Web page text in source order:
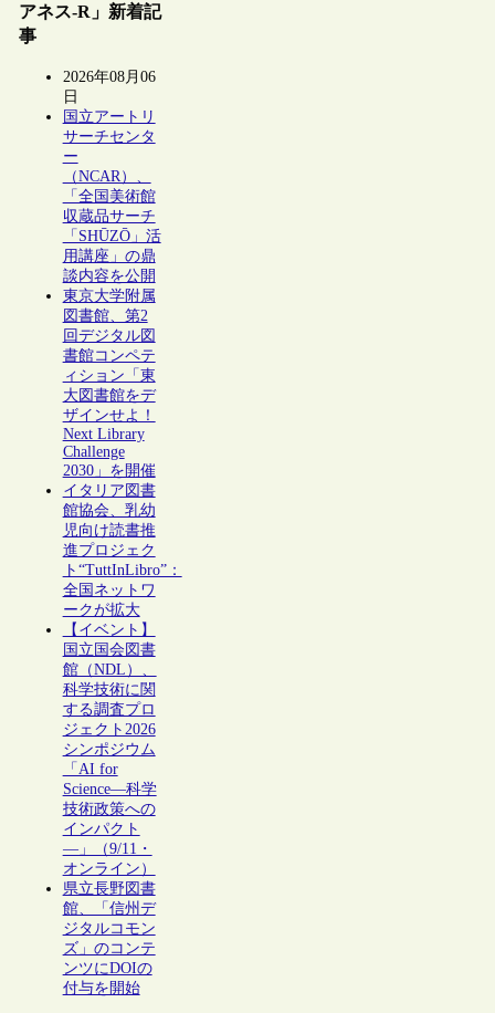
アネス-R」新着記
事
2026年08月06
日
国立アートリ
サーチセンタ
ー
（NCAR）、
「全国美術館
収蔵品サーチ
「SHŪZŌ」活
用講座」の鼎
談内容を公開
東京大学附属
図書館、第2
回デジタル図
書館コンペテ
ィション「東
大図書館をデ
ザインせよ！
Next Library
Challenge
2030」を開催
イタリア図書
館協会、乳幼
児向け読書推
進プロジェク
ト“TuttInLibro”：
全国ネットワ
ークが拡大
【イベント】
国立国会図書
館（NDL）、
科学技術に関
する調査プロ
ジェクト2026
シンポジウム
「AI for
Science―科学
技術政策への
インパクト
―」（9/11・
オンライン）
県立長野図書
館、「信州デ
ジタルコモン
ズ」のコンテ
ンツにDOIの
付与を開始